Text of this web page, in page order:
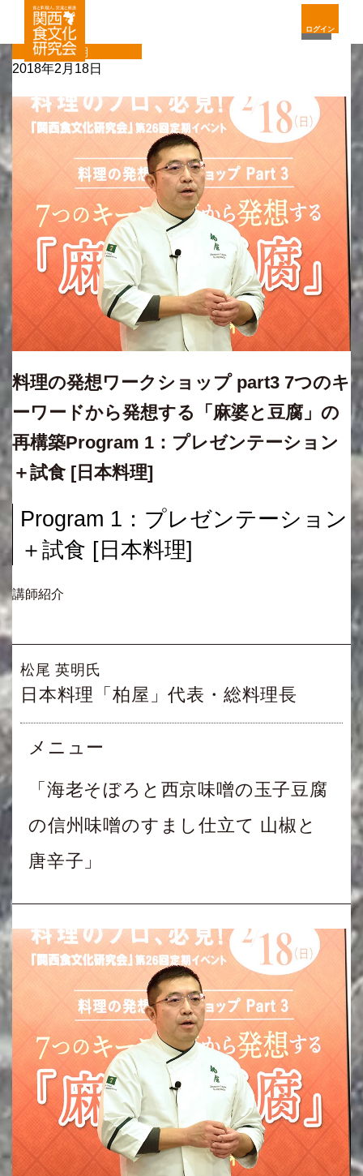
ログイン
定期
2018年2月18日
料理の発想ワークショップ part3 7つのキ
ーワードから発想する「麻婆と豆腐」の
再構築Program 1：プレゼンテーション
＋試食 [日本料理]
Program 1：プレゼンテーション
＋試食 [日本料理]
講師紹介
松尾 英明氏
日本料理「柏屋」代表・総料理長
メニュー
「海老そぼろと西京味噌の玉子豆腐
の信州味噌のすまし仕立て 山椒と
唐辛子」